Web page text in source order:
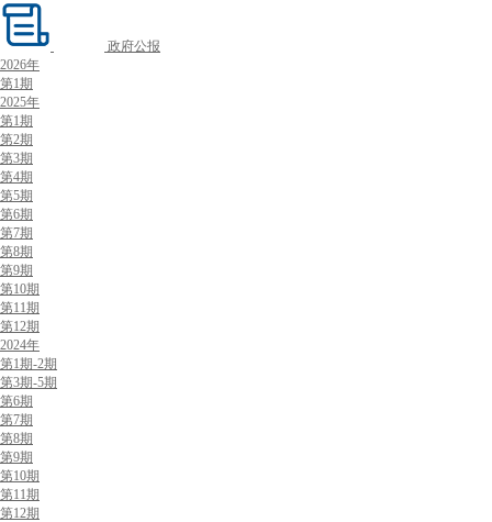
政府公报
2026年
第1期
2025年
第1期
第2期
第3期
第4期
第5期
第6期
第7期
第8期
第9期
第10期
第11期
第12期
2024年
第1期-2期
第3期-5期
第6期
第7期
第8期
第9期
第10期
第11期
第12期